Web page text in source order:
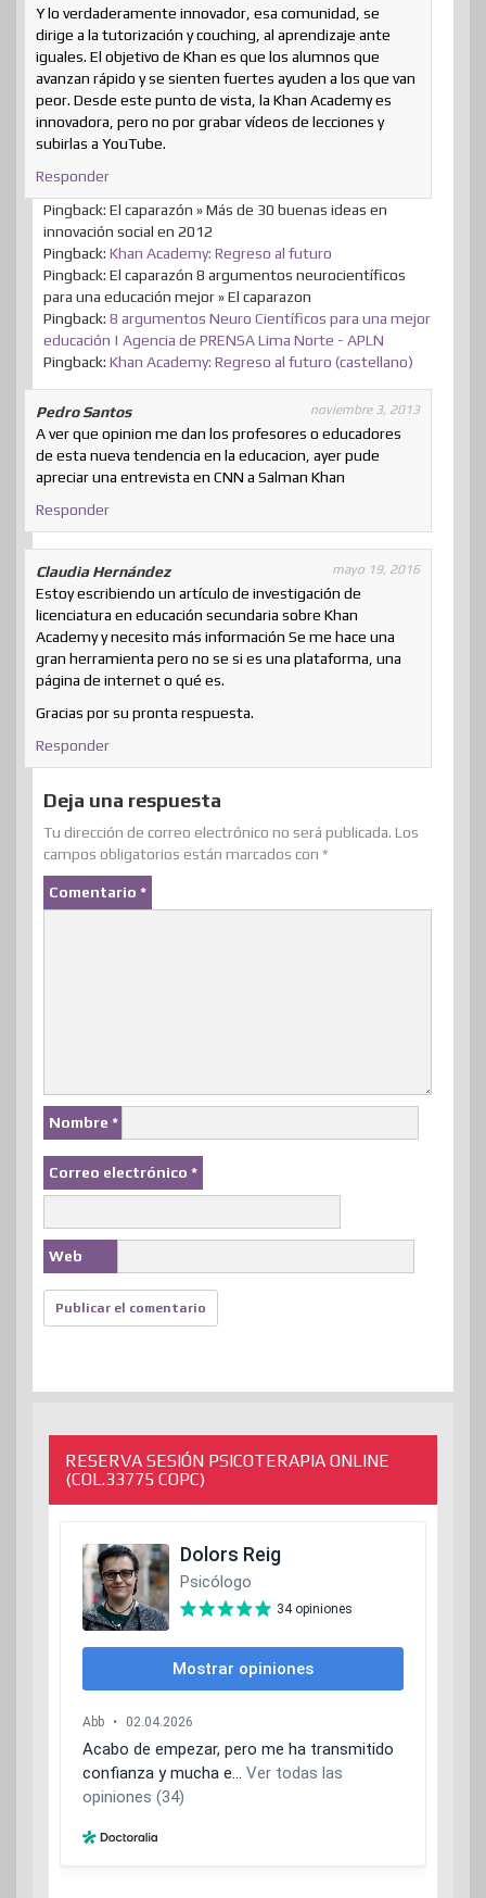
Y lo verdaderamente innovador, esa comunidad, se
dirige a la tutorización y couching, al aprendizaje ante
iguales. El objetivo de Khan es que los alumnos que
avanzan rápido y se sienten fuertes ayuden a los que van
peor. Desde este punto de vista, la Khan Academy es
innovadora, pero no por grabar vídeos de lecciones y
subirlas a YouTube.
Responder
Pingback: El caparazón » Más de 30 buenas ideas en
innovación social en 2012
Pingback: Khan Academy: Regreso al futuro
Pingback: El caparazón 8 argumentos neurocientíficos
para una educación mejor » El caparazon
Pingback: 8 argumentos Neuro Científicos para una mejor
educación | Agencia de PRENSA Lima Norte - APLN
Pingback: Khan Academy: Regreso al futuro (castellano)
Pedro Santos noviembre 3, 2013
A ver que opinion me dan los profesores o educadores
de esta nueva tendencia en la educacion, ayer pude
apreciar una entrevista en CNN a Salman Khan
Responder
Claudia Hernández mayo 19, 2016
Estoy escribiendo un artículo de investigación de
licenciatura en educación secundaria sobre Khan
Academy y necesito más información Se me hace una
gran herramienta pero no se si es una plataforma, una
página de internet o qué es.
Gracias por su pronta respuesta.
Responder
Deja una respuesta
Tu dirección de correo electrónico no será publicada. Los
campos obligatorios están marcados con *
Comentario *
Nombre *
Correo electrónico *
Web
RESERVA SESIÓN PSICOTERAPIA ONLINE
(COL.33775 COPC)